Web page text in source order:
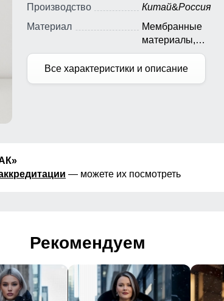
Производство
Китай&Россия
Материал
Мембранные
материалы,
Натуральные
материалы,
Плащевка,
Все характеристики и описание
— можете их посмотреть
Рекомендуем